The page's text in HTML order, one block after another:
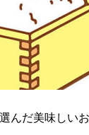
んだ美味しい